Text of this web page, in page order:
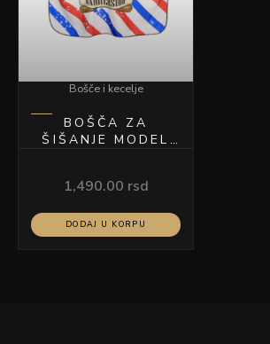
Bošče i kecelje
BOŠČA ZA
ŠIŠANJE MODEL
1,490.00 rsd
DODAJ U KORPU